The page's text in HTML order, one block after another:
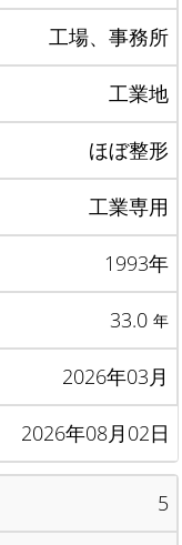
工場、事務所
工業地
ほぼ整形
工業専用
1993年
33.0 年
2026年03月
2026年08月02日
5